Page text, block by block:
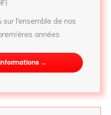
sur l'ensemble de nos
années
→